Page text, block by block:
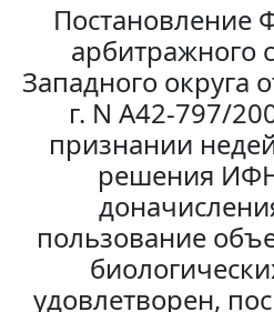
Постановление
арбитражного
Западного округа
г. N А42-797/
признании
решения
пользование
удовлетворен,